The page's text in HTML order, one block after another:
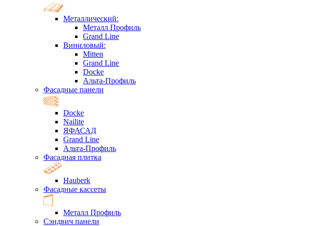
Металлический:
Металл Профиль
Grand Line
Виниловый:
Mitten
Grand Line
Docke
Альта-Профиль
Фасадные панели
Docke
Nailite
ЯФАСАД
Grand Line
Альта-Профиль
Фасадная плитка
Hauberk
Фасадные кассеты
Металл Профиль
Сэндвич панели